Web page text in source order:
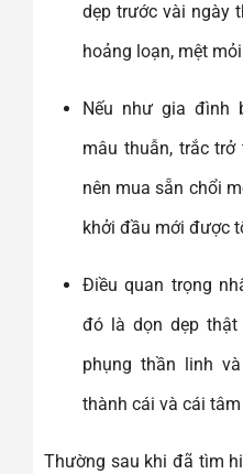
dẹp trước vài ngày
hoảng loạn, mệt
Nếu như gia đình
mâu thuẫn, trắc
nên mua sẵn chổi
khởi đầu mới được
Điều quan trọng
đó là dọn dẹp
phụng thần linh
thành cái và cái
Thường sau khi đã tìm